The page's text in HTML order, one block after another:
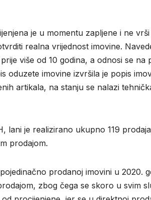
je u momentu zapljene i ne
realna vrijednost imovine.
više od 10 godina, a odnosi se
oduzete imovine izvršila je popis
artikala, na stanju se nalazi
lani je realizirano ukupno 119
prodajom.
prodanoj imovini u 2020.
zbog čega se skoro u svim